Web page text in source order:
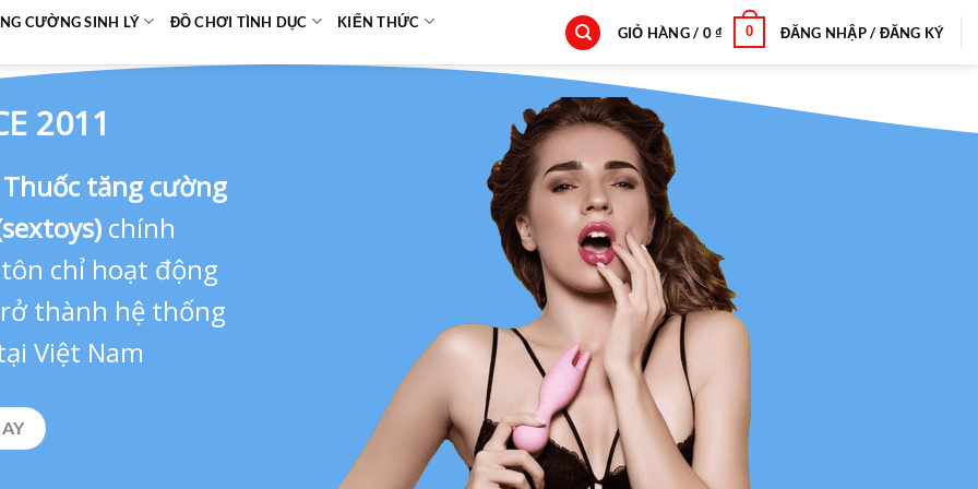
CƯỜNG SINH LÝ ĐỒ CHƠI TÌNH DỤC KIẾN THỨC
GIỎ HÀNG / 0₫ 0 ĐĂNG NHẬP / ĐĂNG KÝ
2011
Thuốc tăng cường
chính
chỉ hoạt động
thành hệ thống
Việt Nam